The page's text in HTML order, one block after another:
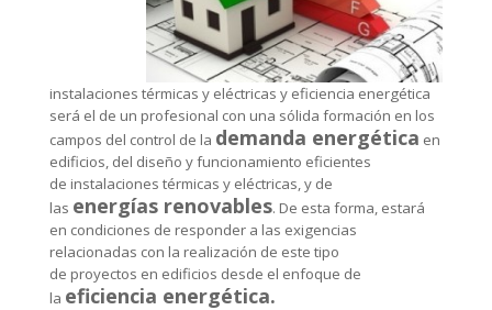
instalaciones térmicas y eléctricas y eficiencia energética
será el de un profesional con una sólida formación en los
campos del control de la demanda energética en
edificios, del diseño y funcionamiento eficientes
de instalaciones térmicas y eléctricas, y de
las energías renovables. De esta forma, estará
en condiciones de responder a las exigencias
relacionadas con la realización de este tipo
de proyectos en edificios desde el enfoque de
la eficiencia energética.